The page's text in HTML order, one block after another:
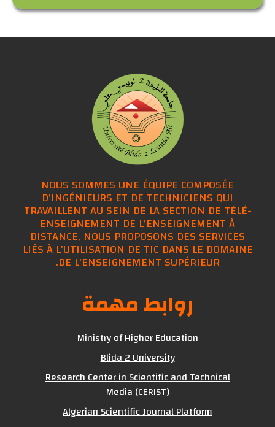
NOUS SOMMES UNE ÉQUIPE COMPOSÉE
D'INGÉNIEURS ET DE TECHNICIENS QUI
TRAVAILLENT AU SEIN DE LA SECTION DE TÉLÉ-
ENSEIGNEMENT DE L'ENSEIGNEMENT À
DISTANCE, NOUS PROPOSONS DES SERVICES
LIÉS À L'UTILISATION DE TIC DANS LE DOMAINE
DE L'ENSEIGNEMENT SUPÉRIEUR.
روابط مهمة
Ministry of Higher Education
Blida 2 University
Research Center in Scientific and Technical
Media (CERIST)
Algerian Scientific Journal Platform